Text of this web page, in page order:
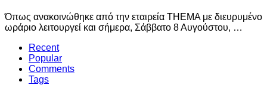
Όπως ανακοινώθηκε από την εταιρεία THEMA με διευρυμένο
ωράριο λειτουργεί και σήμερα, Σάββατο 8 Αυγούστου, …
Recent
Popular
Comments
Tags